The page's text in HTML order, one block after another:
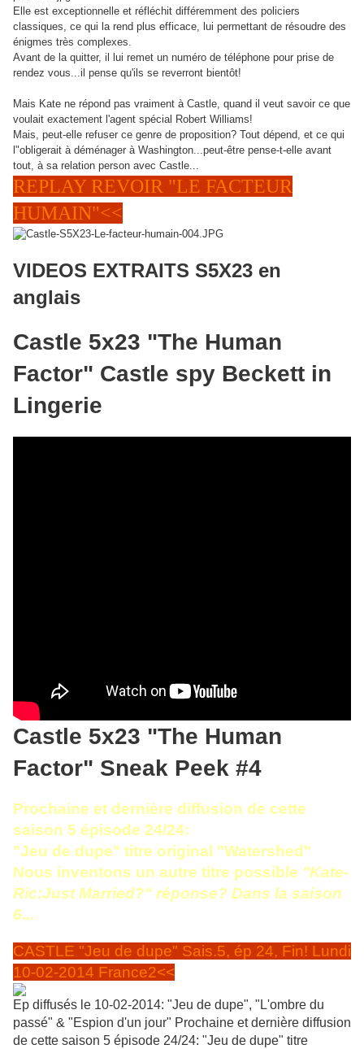
Elle est exceptionnelle et réfléchit différemment des policiers
classiques, ce qui la rend plus efficace, lui permettant de résoudre des
énigmes très complexes.
Avant de la quitter, il lui remet un numéro de téléphone pour prise de
rendez vous...il pense qu'ils se reverront bientôt!
Mais Kate ne répond pas vraiment à Castle, quand il veut savoir ce que
voulait exactement l'agent spécial Robert Williams!
Mais, peut-elle refuser ce genre de proposition? Tout dépend, et ce qui
l"obligerait à déménager à Washington...peut-être pense-t-elle avant
tout, à sa relation person avec Castle...
REPLAY REVOIR "LE FACTEUR
HUMAIN"<<
VIDEOS EXTRAITS S5X23 en
anglais
Castle 5x23 "The Human
Factor" Castle spy Beckett in
Lingerie
Castle 5x23 "The Human
Factor" Sneak Peek #4
Prochaine et dernière diffusion de cette
saison 5 épisode 24/24:
"Jeu de dupe" titre original "Watershed"
Nous inventons un autre titre possible "Kate-
Ric:Just Married?" réponse? Dans la saison
6...
CASTLE "Jeu de dupe" Sais.5, ép 24, Fin! Lundi
10-02-2014 France2<<
Ep diffusés le 10-02-2014: "Jeu de dupe", "L'ombre du
passé" & "Espion d'un jour" Prochaine et dernière diffusion
de cette saison 5 épisode 24/24: "Jeu de dupe" titre